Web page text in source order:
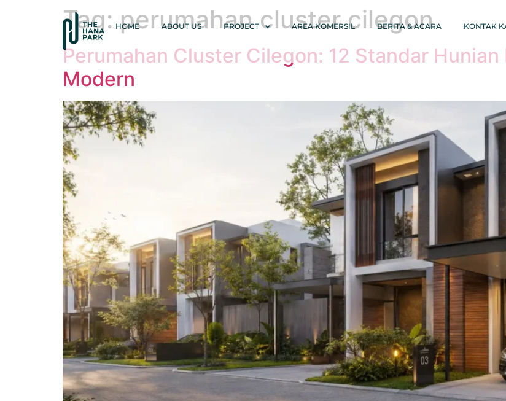
HOME ABOUT US PROJECT AREA KOMERSIL BERITA & ACARA KONTAK
Tag:perumahan cluster cilegon
Perumahan Cluster Cilegon: 12 Standar
Modern